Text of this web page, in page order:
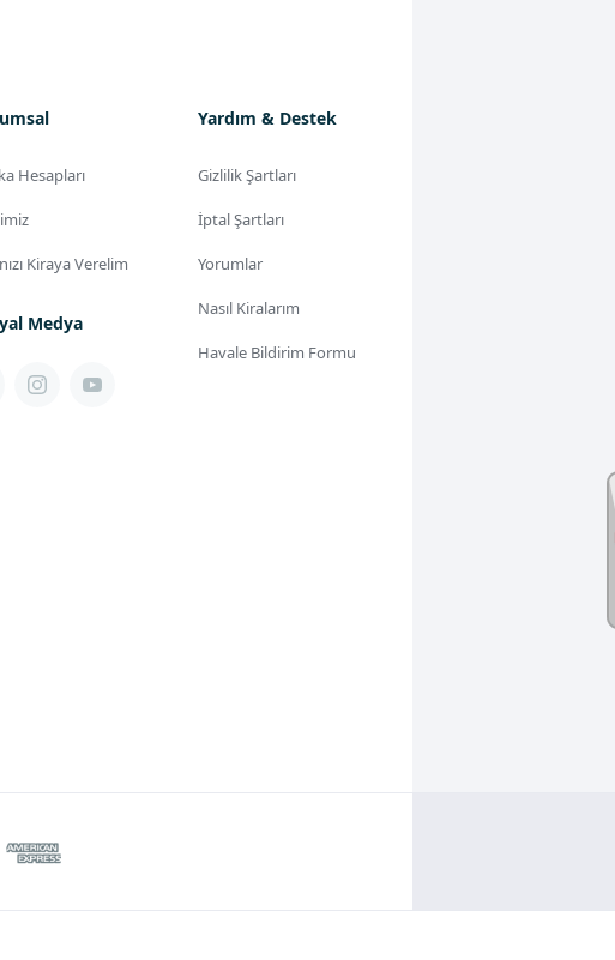
Hesapları
Kiraya Verelim
Medya
Yardım & Destek
Gizlilik Şartları
İptal Şartları
Yorumlar
Nasıl Kiralarım
Havale Bildirim Formu